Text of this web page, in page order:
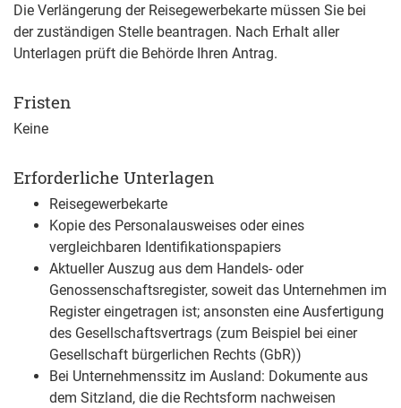
Die Verlängerung der Reisegewerbekarte müssen Sie bei
der zuständigen Stelle beantragen. Nach Erhalt aller
Unterlagen prüft die Behörde Ihren Antrag.
Fristen
Keine
Erforderliche Unterlagen
Reisegewerbekarte
Kopie des Personalausweises oder eines
vergleichbaren Identifikationspapiers
Aktueller Auszug aus dem Handels- oder
Genossenschaftsregister, soweit das Unternehmen im
Register eingetragen ist; ansonsten eine Ausfertigung
des Gesellschaftsvertrags (zum Beispiel bei einer
Gesellschaft bürgerlichen Rechts (GbR))
Bei Unternehmenssitz im Ausland: Dokumente aus
dem Sitzland, die die Rechtsform nachweisen